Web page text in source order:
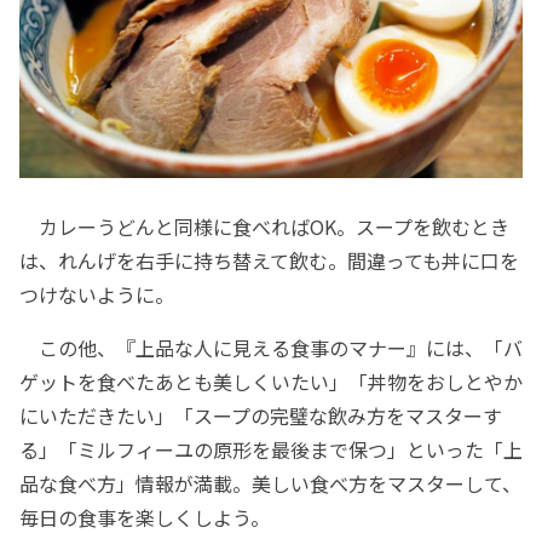
カレーうどんと同様に食べればOK。スープを飲むとき
は、れんげを右手に持ち替えて飲む。間違っても丼に口を
つけないように。
この他、『上品な人に見える食事のマナー』には、「バ
ゲットを食べたあとも美しくいたい」「丼物をおしとやか
にいただきたい」「スープの完璧な飲み方をマスターす
る」「ミルフィーユの原形を最後まで保つ」といった「上
品な食べ方」情報が満載。美しい食べ方をマスターして、
毎日の食事を楽しくしよう。